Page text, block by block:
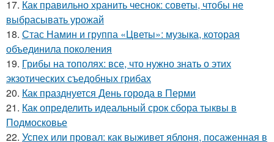
17. Как правильно хранить чеснок: советы, чтобы не
выбрасывать урожай
18. Стас Намин и группа «Цветы»: музыка, которая
объединила поколения
19. Грибы на тополях: все, что нужно знать о этих
экзотических съедобных грибах
20. Как празднуется День города в Перми
21. Как определить идеальный срок сбора тыквы в
Подмосковье
22. Успех или провал: как выживет яблоня, посаженная в